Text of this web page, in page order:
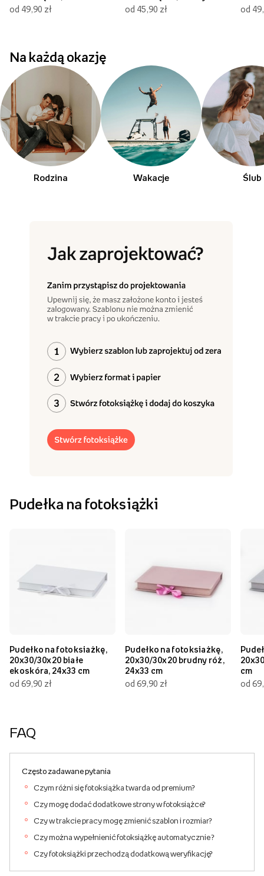
od 49,90 zł
od 45,90 zł
od
Na każdą okazję
Rodzina Wakacje Ślub
Pudełka na fotoksiążki
Pudełko na fotoksiażkę,
20x30/30x20 białe
ekoskóra, 24x33 cm
od 69,90 zł
Pudełko na fotoksiażkę,
20x30/30x20 brudny róż,
24x33 cm
od 69,90 zł
cm
od
FAQ
Często zadawane pytania
Czym różni się fotoksiążka twarda od premium?
Czy mogę dodać dodatkowe strony w fotoksiążce?
Czy w trakcie pracy mogę zmienić szablon i rozmiar?
Czy można wypełnienić fotoksiążkę automatycznie ?
Czy fotoksiążki przechodzą dodatkową weryfikację?